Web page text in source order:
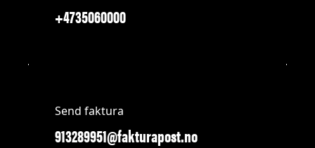
+4735060000
Send faktura
913289951@fakturapost.no